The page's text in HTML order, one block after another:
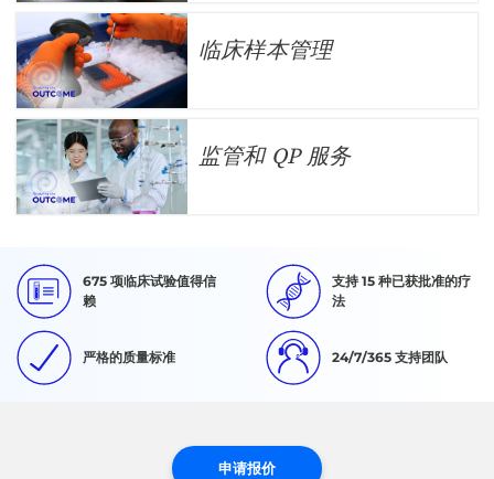
临床样本管理
监管和 QP 服务
675 项临床试验值得信
赖
支持 15 种已获批准的疗
法
严格的质量标准 24/7/365 支持团队
申请报价